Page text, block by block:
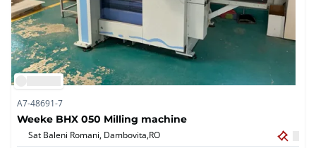
A7-48691-7
Weeke BHX 050 Milling machine
Sat Baleni Romani, Dambovita,RO